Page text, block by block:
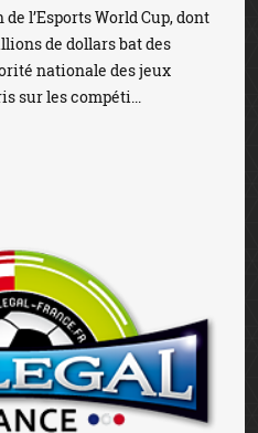
de l’Esports World Cup, dont
de dollars bat des
nationale des jeux
sur les compéti...